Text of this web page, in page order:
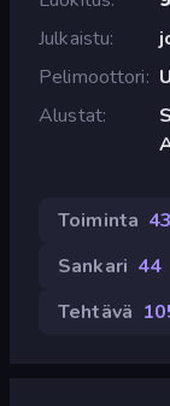
Julkaistu
Pelimoottori
Alustat
Toiminta
Sankari 44
Tehtävä